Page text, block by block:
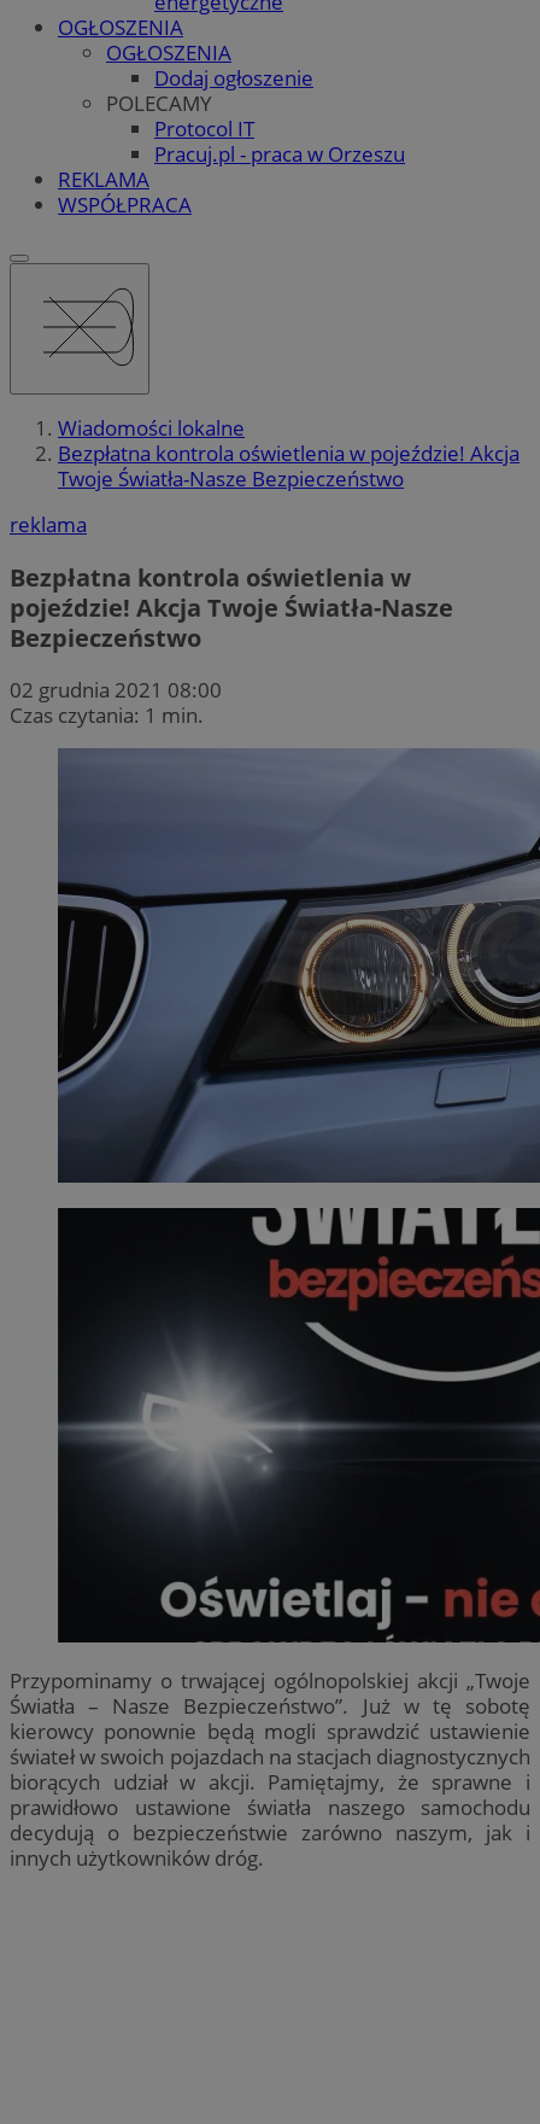
OGŁOSZENIA
OGŁOSZENIA
Dodaj ogłoszenie
POLECAMY
Protocol IT
Pracuj.pl - praca w Orzeszu
REKLAMA
WSPÓŁPRACA
Wiadomości lokalne
Bezpłatna kontrola oświetlenia w pojeździe! Akcja
Twoje Światła-Nasze Bezpieczeństwo
reklama
Bezpłatna kontrola oświetlenia w
pojeździe! Akcja Twoje Światła-Nasze
Bezpieczeństwo
02 grudnia 2021 08:00
Czas czytania: 1 min.
Przypominamy o trwającej ogólnopolskiej akcji „Twoje
Światła – Nasze Bezpieczeństwo”. Już w tę sobotę
kierowcy ponownie będą mogli sprawdzić ustawienie
świateł w swoich pojazdach na stacjach diagnostycznych
biorących udział w akcji. Pamiętajmy, że sprawne i
prawidłowo ustawione światła naszego samochodu
decydują o bezpieczeństwie zarówno naszym, jak i
innych użytkowników dróg.